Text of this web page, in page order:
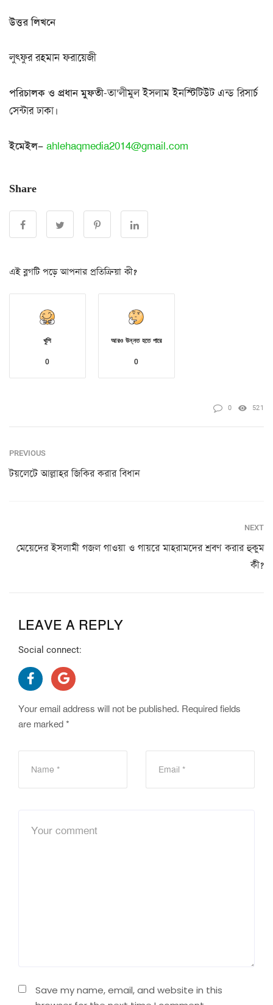
উত্তর লিখনে
লুৎফুর রহমান ফরায়েজী
পরিচালক ও প্রধান মুফতী-তা’লীমুল ইসলাম ইনস্টিটিউট এন্ড রিসার্চ
সেন্টার ঢাকা।
ইমেইল– ahlehaqmedia2014@gmail.com
Share
এই ব্লগটি পড়ে আপনার প্রতিক্রিয়া কী?
খুশি
0
আরও উন্নত হতে পারে
0
0 521
PREVIOUS
টয়লেটে আল্লাহর জিকির করার বিধান
NEXT
মেয়েদের ইসলামী গজল গাওয়া ও গায়রে মাহরামদের শ্রবণ করার হুকুম
কী?
LEAVE A REPLY
Social connect:
Your email address will not be published. Required fields
are marked *
Save my name, email, and website in this